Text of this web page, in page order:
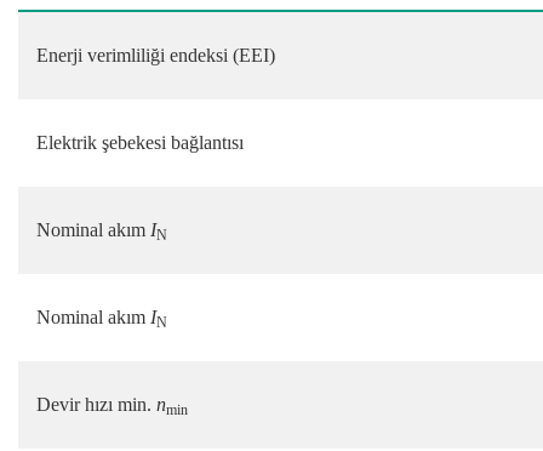
Enerji verimliliği endeksi (EEI)
Elektrik şebekesi bağlantısı
Nominal akım IN
Nominal akım IN
Devir hızı min. nmin